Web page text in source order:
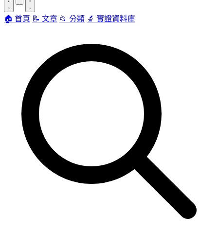
🏠 首頁 📝 文章 📂 分類 🔬 實證資料庫